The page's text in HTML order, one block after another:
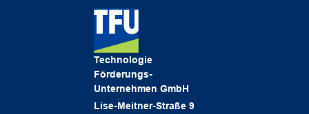
Technologie
Förderungs-
Unternehmen GmbH
Lise-Meitner-Straße 9